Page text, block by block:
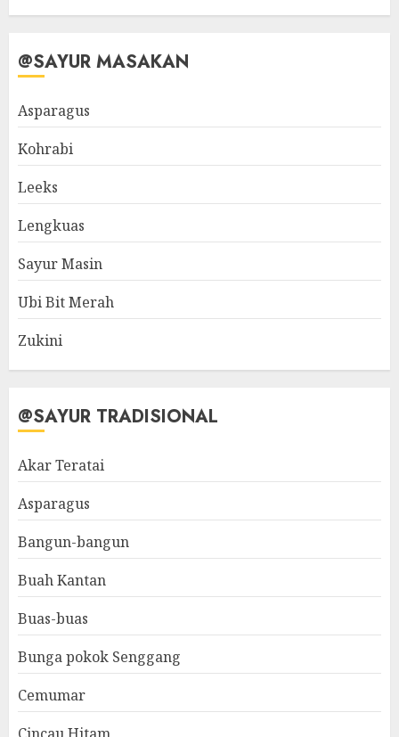
@SAYUR MASAKAN
Asparagus
Kohrabi
Leeks
Lengkuas
Sayur Masin
Ubi Bit Merah
Zukini
@SAYUR TRADISIONAL
Akar Teratai
Asparagus
Bangun-bangun
Buah Kantan
Buas-buas
Bunga pokok Senggang
Cemumar